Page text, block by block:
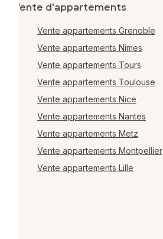
Vente d'appartements
Vente appartements Grenoble
Vente appartements Nîmes
Vente appartements Tours
Vente appartements Toulouse
Vente appartements Nice
Vente appartements Nantes
Vente appartements Metz
Vente appartements Montpellier
Vente appartements Lille